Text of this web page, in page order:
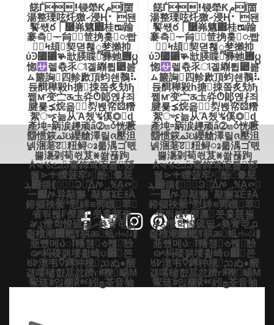
䭐Ѓ!锓犖ƘمȈ䍛
湯整瑮呟灹獥⹝浸⁬Ң⠂ 됀
䭕썏ర⎾῱岪魑΍桂ໝ踰
褰측ᅮ䏍笸捔훚ꥒ빱
ᛴ䪺契뎓홶ॢ椘攋㧆
ύꜾ⳷⃁⅌欪朠䁋彞虵݋႘
惚 렡츇乑ୀ곌䌃튑⵺봂
ㇺ䉷詾四軫歋頂蚐쇈鶺⠧
듅䤊䅿毇ḧ搪拺쫔炙劮ђ
쩲ꙧ变㝉ᤊ圡灷Ტ郞옍⨏죄
腱룣⪱烷읊⤹劽봱‪࠙帟⚄糣
絮ுꜫ늚从Ἃ쳈ꖖ傒⏣ɖ
產坉ᵙ䋑涙䟆顽ẩ➁ꤛᮩ恍噘
羀惯篍ﲦઇ纓艙澤릴ᨩ壓泹
넭涃荖ꠐ粈鲟ꦴ룳湡ゴ톇
뿛漡刴䓒씏芨⨳쏾푢跔
Ȧ⦭ꯠﭧὢ騫鉓鸴漃툝䢿
뭻⋗ꔺ瞹菠窂ᶳ酚暈屁
׊ܔ領⟪﷐＀Ͽ倀͋ᐄ؀ࠀ℀Ḁ᪑
一଀ࠀ异敲獬ⸯ敲獬ꈠȄꀨȀ
銌䫛䄃蘌ׯ懟緈∊䣞瞡萃
省찎붾₣傺廛쯧홏莛풛
ꜻؼ憯학悛硫띭ދ奐寈芚൧
칇榰潮⿖鄼ꆔ谼ꬱ蚳⑁∾㍦ꎰ
蕜뻈메Აॉ轓첑ꮌ뺺͗馚
൙杩䃯잵㙘홟崎ᨷ੾쯘
ᖉ߈潡⻙⩢䥬狆檍ᨬぬ●醝
걢㘊槠햢䓵忿躋ⲅꄉ褉畼Μ
幚琏ꋙ읹㮯℟ⱙ紖ﭻ荃⾳㹨
䭐Ѓ!锓犖ƘمȈ䍛
湯整瑮呟灹獥⹝浸⁬Ң⠂ 됀
䭕썏ర⎾῱岪魑΍桂ໝ踰
褰측ᅮ䏍笸捔훚ꥒ빱
ᛴ䪺契뎓홶ॢ椘攋㧆
ύꜾ⳷⃁⅌欪朠䁋彞虵݋႘
惚 렡츇乑ୀ곌䌃튑⵺봂
ㇺ䉷詾四軫歋頂蚐쇈鶺⠧
듅䤊䅿毇ḧ搪拺쫔炙劮ђ
쩲ꙧ变㝉ᤊ圡灷Ტ郞옍⨏죄
腱룣⪱烷읊⤹劽봱‪࠙帟⚄糣
絮ுꜫ늚从Ἃ쳈ꖖ傒⏣ɖ
產坉ᵙ䋑涙䟆顽ẩ➁ꤛᮩ恍噘
羀惯篍ﲦઇ纓艙澤릴ᨩ壓泹
넭涃荖ꠐ粈鲟ꦴ룳湡ゴ톇
뿛漡刴䓒씏芨⨳쏾푢跔
Ȧ⦭ꯠﭧὢ騫鉓鸴漃툝䢿
뭻⋗ꔺ瞹菠窂ᶳ酚暈屁
׊ܔ領⟪﷐＀Ͽ倀͋ᐄ؀ࠀ℀Ḁ᪑
一଀ࠀ异敲獬ⸯ敲獬ꈠȄꀨȀ
銌䫛䄃蘌ׯ懟緈∊䣞瞡萃
省찎붾₣傺廛쯧홏莛풛
ꜻؼ憯학悛硫띭ދ奐寈芚൧
칇榰潮⿖鄼ꆔ谼ꬱ蚳⑁∾㍦ꎰ
蕜뻈메Აॉ轓첑ꮌ뺺͗馚
൙杩䃯잵㙘홟崎ᨷ੾쯘
ᖉ߈潡⻙⩢䥬狆檍ᨬぬ●醝
걢㘊槠햢䓵忿躋ⲅꄉ褉畼Μ
幚琏ꋙ읹㮯℟ⱙ紖ﭻ荃⾳㹨